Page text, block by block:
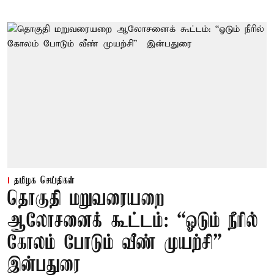
தமிழக செய்திகள்
தொகுதி மறுவரையறை
ஆலோசனைக் கூட்டம்: “ஓடும் நீரில்
கோலம் போடும் வீண் முயற்சி” –
இன்பதுரை